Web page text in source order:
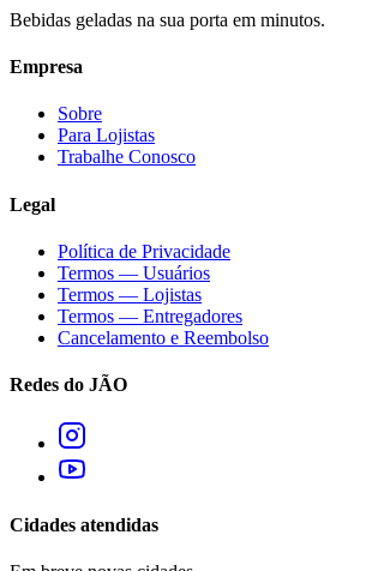
Bebidas geladas na sua porta em minutos.
Empresa
Sobre
Para Lojistas
Trabalhe Conosco
Legal
Política de Privacidade
Termos — Usuários
Termos — Lojistas
Termos — Entregadores
Cancelamento e Reembolso
Redes do JÃO
Cidades atendidas